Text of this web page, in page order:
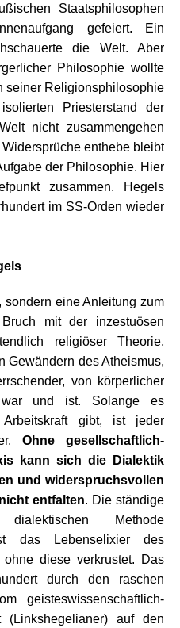
Staatsphilosophen
gefeiert. Ein
die Welt. Aber
Philosophie wollte
seiner Religionsphilosophie
Priesterstand der
nicht zusammengehen
enthebe bleibt
der Philosophie. Hier
zusammen. Hegels
im SS-Orden wieder
sondern eine Anleitung zum
mit der inzestuösen
religiöser Theorie,
Gewändern des Atheismus,
von körperlicher
war und ist. Solange es
Arbeitskraft gibt, ist jeder
Ohne gesellschaftlich-
kann sich die Dialektik
und widerspruchsvollen
entfalten. Die ständige
Methode
das Lebenselixier des
ohne diese verkrustet. Das
durch den raschen
geisteswissenschaftlich-
(Linkshegelianer) auf den